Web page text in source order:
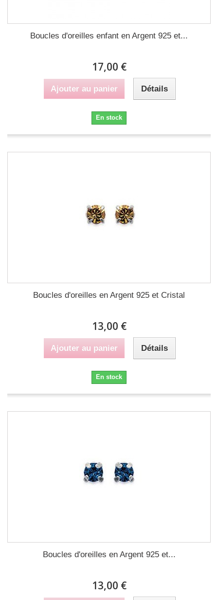
Boucles d'oreilles enfant en Argent 925 et...
17,00 €
Ajouter au panier Détails
En stock
Boucles d'oreilles en Argent 925 et Cristal
13,00 €
Ajouter au panier Détails
En stock
Boucles d'oreilles en Argent 925 et...
13,00 €